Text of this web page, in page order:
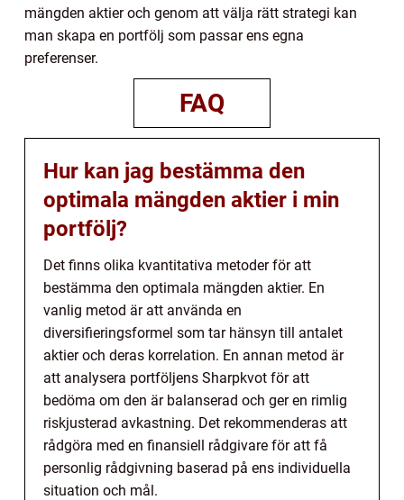
mängden aktier och genom att välja rätt strategi kan
man skapa en portfölj som passar ens egna
preferenser.
FAQ
Hur kan jag bestämma den
optimala mängden aktier i min
portfölj?
Det finns olika kvantitativa metoder för att
bestämma den optimala mängden aktier. En
vanlig metod är att använda en
diversifieringsformel som tar hänsyn till antalet
aktier och deras korrelation. En annan metod är
att analysera portföljens Sharpkvot för att
bedöma om den är balanserad och ger en rimlig
riskjusterad avkastning. Det rekommenderas att
rådgöra med en finansiell rådgivare för att få
personlig rådgivning baserad på ens individuella
situation och mål.